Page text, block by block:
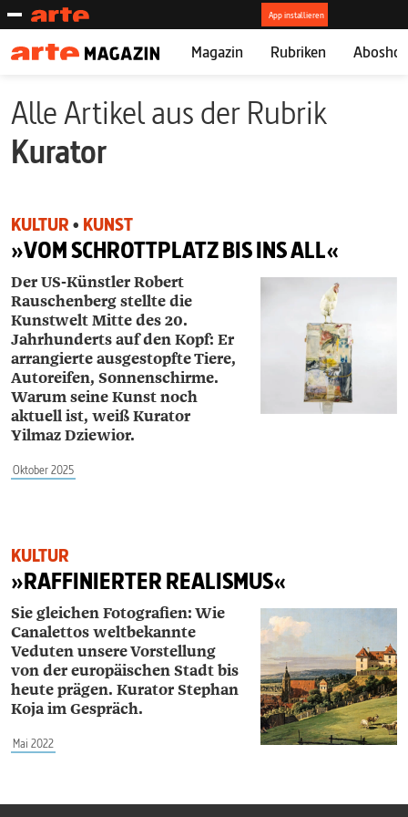
Magazin Rubriken
Alle Artikel aus der Rubrik
Kurator
KULTUR • KUNST
»VOM SCHROTTPLATZ BIS INS ALL«
Der US-Künstler Robert
Rauschenberg stellte die
Kunstwelt Mitte des 20.
Jahrhunderts auf den Kopf: Er
arrangierte ausgestopfte Tiere,
Autoreifen, Sonnenschirme.
Warum seine Kunst noch
aktuell ist, weiß Kurator
Yilmaz Dziewior.
Oktober 2025
KULTUR
»RAFFINIERTER REALISMUS«
Sie gleichen Fotografien: Wie
Canalettos weltbekannte
Veduten unsere Vorstellung
von der europäischen Stadt bis
heute prägen. Kurator Stephan
Koja im Gespräch.
Mai 2022